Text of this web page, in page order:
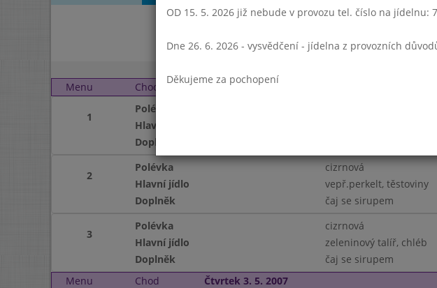
Menu
Chod Středa 2. 5. 2007
1
Polévka
Hlavní jídlo
Doplněk
2
Polévka
cizrnová
Hlavní jídlo
vepř.perkelt, těstoviny
Doplněk
čaj se sirupem
3
Polévka
cizrnová
Hlavní jídlo
zeleninový talíř, chléb
Doplněk
čaj se sirupem
Menu
Chod Čtvrtek 3. 5. 2007
OD 15. 5. 2026 již nebude v provozu tel. číslo na jídelnu:
Dne 26. 6. 2026 - vysvědčení - jídelna z provozních
Děkujeme za pochopení